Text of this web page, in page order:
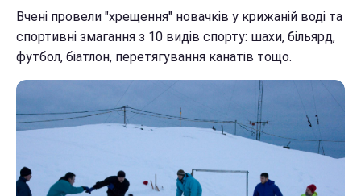
Вчені провели "хрещення" новачків у крижаній воді та
спортивні змагання з 10 видів спорту: шахи, більярд,
футбол, біатлон, перетягування канатів тощо.